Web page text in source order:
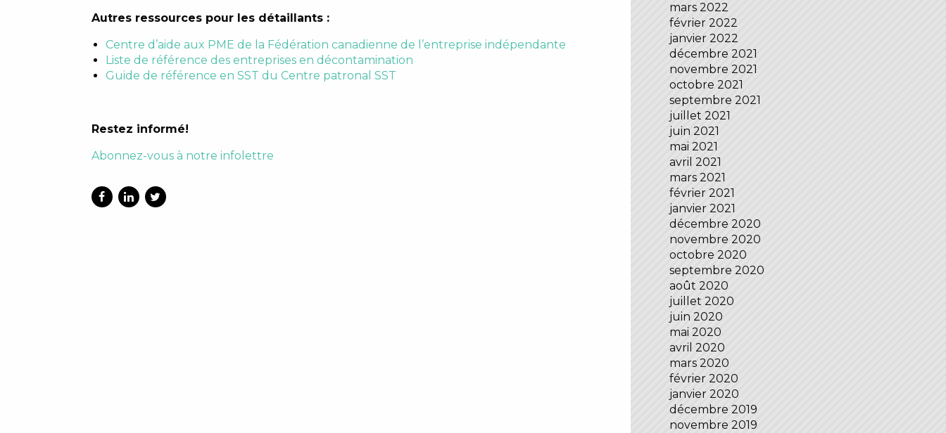
Autres ressources pour les détaillants:
Centre d’aide aux PME de la Fédération canadienne de l’entreprise indépendante
Liste de référence des entreprises en décontamination
Guide de référence en SST du Centre patronal SST
Restez informé!
Abonnez-vous à notre infolettre
mars 2022
février 2022
janvier 2022
décembre 2021
novembre 2021
octobre 2021
septembre 2021
juillet 2021
juin 2021
mai 2021
avril 2021
mars 2021
février 2021
janvier 2021
décembre 2020
novembre 2020
octobre 2020
septembre 2020
août 2020
juillet 2020
juin 2020
mai 2020
avril 2020
mars 2020
février 2020
janvier 2020
décembre 2019
novembre 2019